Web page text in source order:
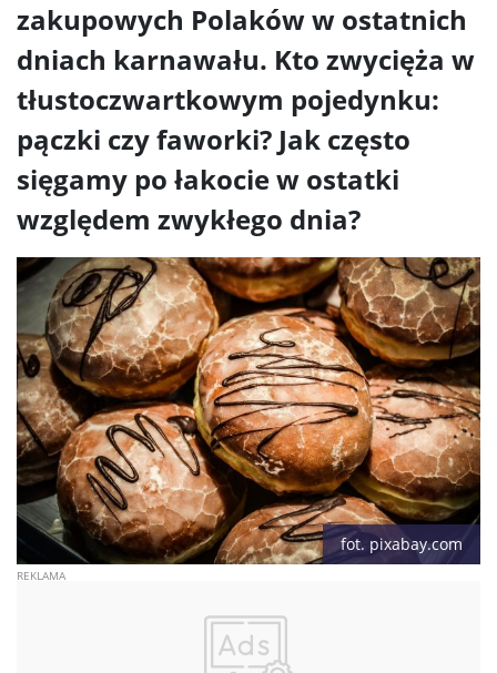
zakupowych Polaków w ostatnich
dniach karnawału. Kto zwycięża w
tłustoczwartkowym pojedynku:
pączki czy faworki? Jak często
sięgamy po łakocie w ostatki
względem zwykłego dnia?
fot. pixabay.com